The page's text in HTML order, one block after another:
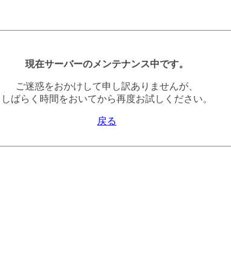
現在サーバーのメンテナンス中です。
ご迷惑をおかけして申し訳ありませんが、
しばらく時間をおいてから再度お試しください。
戻る